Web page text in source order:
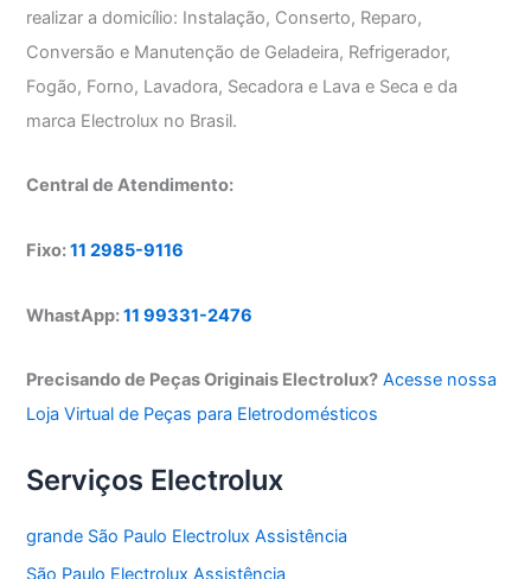
realizar a domicílio: Instalação, Conserto, Reparo,
Conversão e Manutenção de Geladeira, Refrigerador,
Fogão, Forno, Lavadora, Secadora e Lava e Seca e da
marca Electrolux no Brasil.
Central de Atendimento:
Fixo:11 2985-9116
WhastApp:11 99331-2476
Precisando de Peças Originais Electrolux? Acesse nossa
Loja Virtual de Peças para Eletrodomésticos
Serviços Electrolux
grande São Paulo Electrolux Assistência
São Paulo Electrolux Assistência